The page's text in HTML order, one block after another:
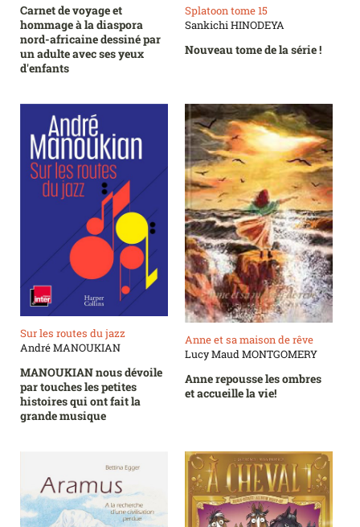
Carnet de voyage et
hommage à la diaspora
nord-africaine dessiné par
un adulte avec ses yeux
d'enfants
Splatoon tome 15
Sankichi HINODEYA
Nouveau tome de la série !
Sur les routes du jazz
André MANOUKIAN
MANOUKIAN nous dévoile
par touches les petites
histoires qui ont fait la
grande musique
Anne et sa maison de rêve
Lucy Maud MONTGOMERY
Anne repousse les ombres
et accueille la vie!